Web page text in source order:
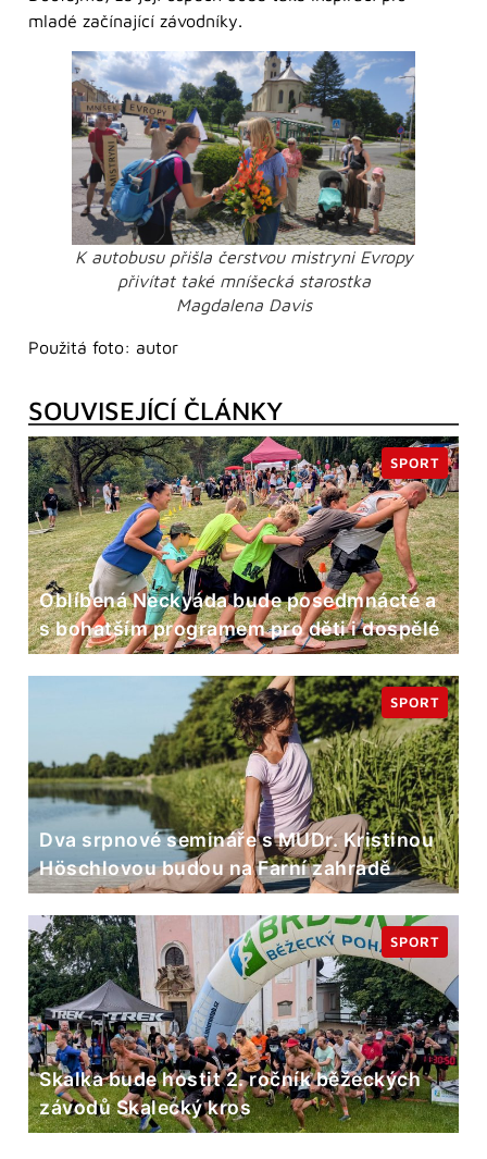
mladé začínající závodníky.
K autobusu přišla čerstvou mistryni Evropy
přivítat také mníšecká starostka
Magdalena Davis
Použitá foto: autor
SOUVISEJÍCÍ ČLÁNKY
Oblíbená Neckyáda bude posedmnácté a
s bohatším programem pro děti i dospělé
SPORT
Dva srpnové semináře s MUDr. Kristinou
Höschlovou budou na Farní zahradě
SPORT
Skalka bude hostit 2. ročník běžeckých
závodů Skalecký kros
SPORT